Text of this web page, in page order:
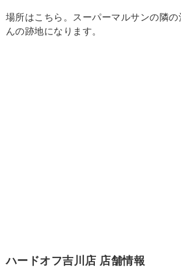
場所はこちら。スーパーマルサンの隣の
んの跡地になります。
ハードオフ吉川店 店舗情報